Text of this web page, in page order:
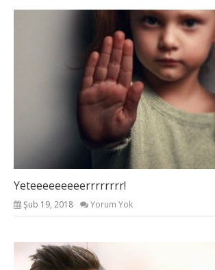
Yeteeeeeeeeerrrrrrrr!
Şub 19, 2018 Yorum Yok